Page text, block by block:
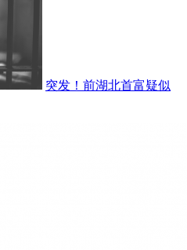
突发！前湖北首富疑似